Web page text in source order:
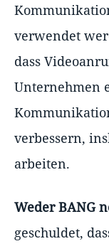
verwendet
dass
Unternehmen
verbessern,
arbeiten.
Weder BANG
geschuldet,